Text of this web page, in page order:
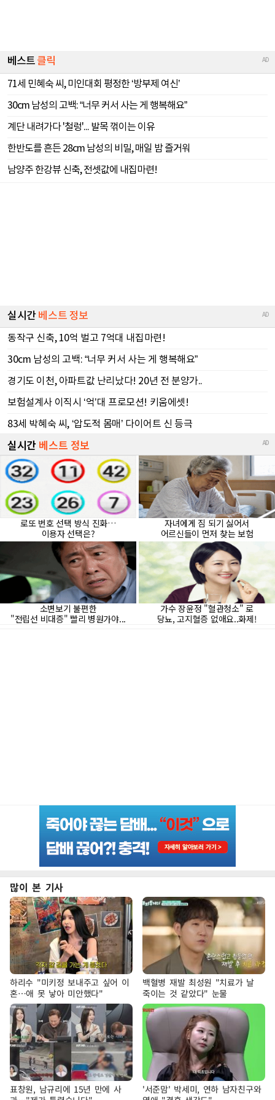
많이 본 기사
하리수 "미키정 보내주고 싶어 이
혼…애 못 낳아 미안했다"
백혈병 재발 최성원 "치료가 날
죽이는 것 같았다" 눈물
표창원, 남규리에 15년 만에 사
'서준맘' 박세미, 연하 남자친구와